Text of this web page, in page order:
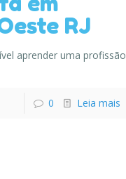
RJ
aprender uma profissão
0 Leia mais